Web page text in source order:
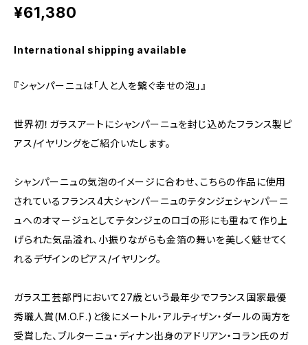
¥61,380
International shipping available
『シャンパーニュは「人と人を繋ぐ幸せの泡」』
世界初！ガラスアートにシャンパーニュを封じ込めたフランス製ピ
アス/イヤリングをご紹介いたします。
シャンパーニュの気泡のイメージに合わせ、こちらの作品に使用
されているフランス4大シャンパーニュのテタンジェシャンパーニ
ュへのオマージュとしてテタンジェのロゴの形にも重ねて作り上
げられた気品溢れ、小振りながらも金箔の舞いを美しく魅せてく
れるデザインのピアス/イヤリング。
ガラス工芸部門において27歳という最年少でフランス国家最優
秀職人賞(M.O.F.)と後にメートル・アルティザン・ダールの両方を
受賞した、ブルターニュ・ディナン出身のアドリアン・コラン氏のガ